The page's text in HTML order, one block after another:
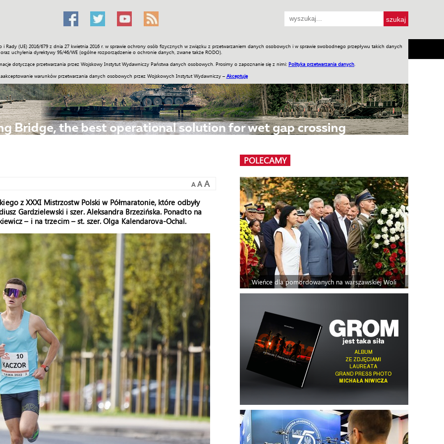
Rady (UE) 2016/679 z dnia 27 kwietnia 2016 r. w sprawie ochrony osób fizycznych w związku z przetwarzaniem danych osobowych i w sprawie swobodnego przepływu takich danych
oraz uchylenia dyrektywy 95/46/WE (ogólne rozporządzenie o ochronie danych, zwane także RODO).
dotyczące przetwarzania przez Wojskowy Instytut Wydawniczy Państwa danych osobowych. Prosimy o zapoznanie się z nimi: Polityka przetwarzania danych
warunków przetwarzania danych osobowych przez Wojskowych Instytut Wydawniczy – Akceptuję
Świat Społeczność Sport Historia Galerie Wideo ENGLISH SKLEP Jednodniówki Praca w WIW
A A A
z XXXI Mistrzostw Polski w Półmaratonie, które odbyły
Gardzielewski i szer. Aleksandra Brzezińska. Ponadto na
– i na trzecim – st. szer. Olga Kalendarova-Ochal.
POLECAMY
Wieńce dla pomordowanych na warszawskiej Woli